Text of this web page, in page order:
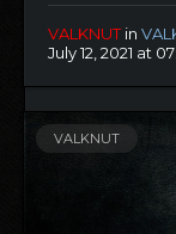
VALKNUTin
July 12, 2021 at
VALKNUT